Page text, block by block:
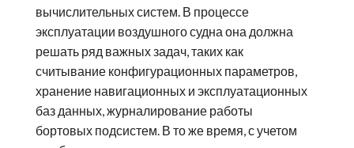
вычислительных систем. В процессе
эксплуатации воздушного судна она должна
решать ряд важных задач, таких как
считывание конфигурационных параметров,
хранение навигационных и эксплуатационных
баз данных, журналирование работы
бортовых подсистем. В то же время, с учетом